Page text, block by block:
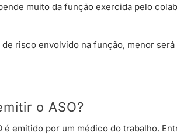
muito da função exercida pelo
de risco envolvido na função, menor
o ASO?
é emitido por um médico do trabalho.